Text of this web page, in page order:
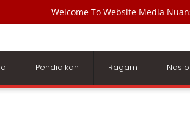
Welcome To Website Media
Pendidikan Ragam